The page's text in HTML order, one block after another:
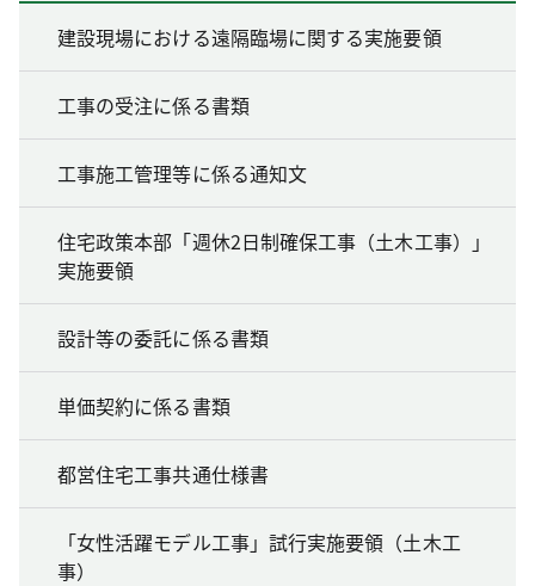
建設現場における遠隔臨場に関する実施要領
工事の受注に係る書類
工事施工管理等に係る通知文
住宅政策本部「週休2日制確保工事（土木工事）」
実施要領
設計等の委託に係る書類
単価契約に係る書類
都営住宅工事共通仕様書
「女性活躍モデル工事」試行実施要領（土木工
事）